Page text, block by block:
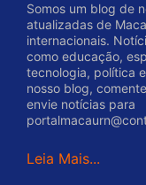
Somos um blog de
atualizadas de
internacionais.
como educação,
tecnologia, política
nosso blog,
envie notícias para
Leia Mais...